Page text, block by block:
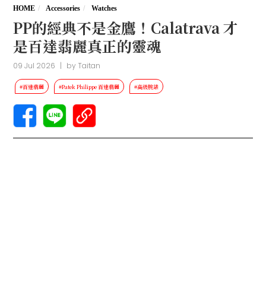
HOME Accessories Watches
PP的經典不是金鷹！Calatrava 才
是百達翡麗真正的靈魂
09 Jul 2026 | byTaitan
#百達翡麗 #Patek Philippe 百達翡麗 #高級腕錶